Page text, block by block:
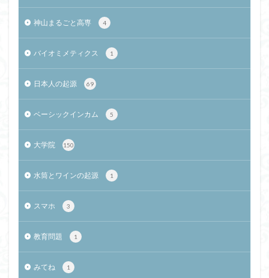
神山まるごと高専 4
バイオミメティクス 1
日本人の起源 69
ベーシックインカム 5
大学院 150
水筒とワインの起源 1
スマホ 3
教育問題 1
みてね 1